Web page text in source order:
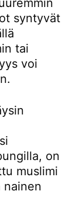
syntyvät
tai
voi
on
muslimi
nainen